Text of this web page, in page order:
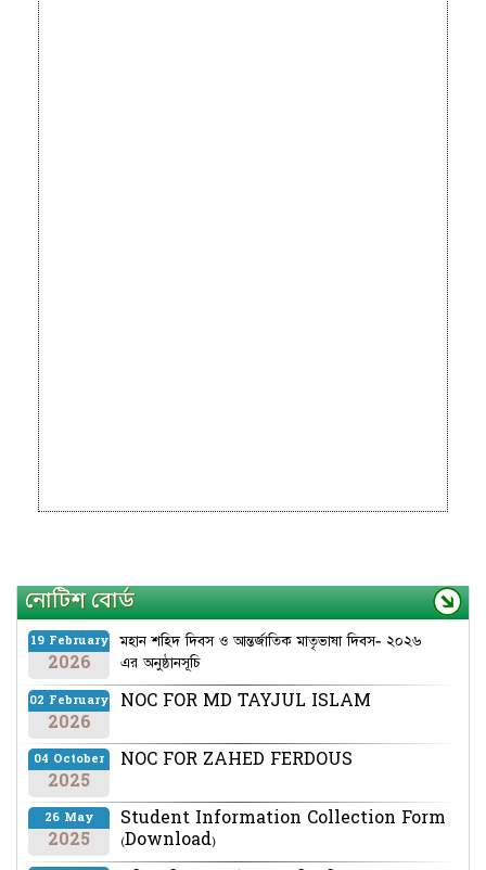
নোটিশ বোর্ড
19 February
2026
মহান শহিদ দিবস ও আন্তর্জাতিক মাতৃভাষা দিবস- ২০২৬
এর অনুষ্ঠানসূচি
02 February
2026
NOC FOR MD TAYJUL ISLAM
04 October
2025
NOC FOR ZAHED FERDOUS
26 May
2025
Student Information Collection Form
(Download)